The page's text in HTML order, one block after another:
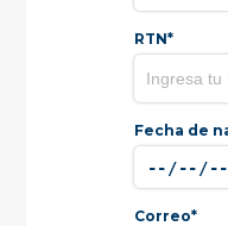
RTN*
Fecha de
Correo*